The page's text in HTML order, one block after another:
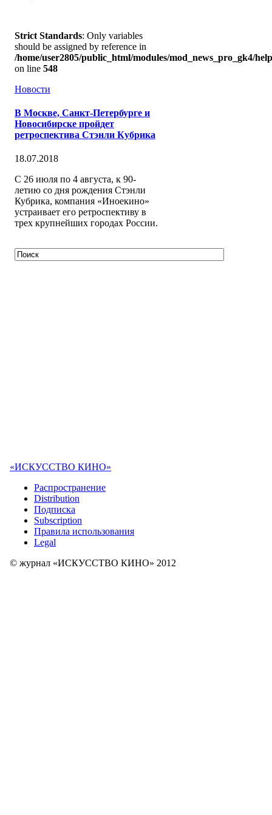
Strict Standards: Only variables
should be assigned by reference in
/home/user2805/public_html/modules/mod_news_pro_gk4/
on line 548
Новости
В Москве, Санкт-Петербурге и
Новосибирске пройдет
ретроспектива Стэнли Кубрика
18.07.2018
С 26 июля по 4 августа, к 90-
летию со дня рождения Стэнли
Кубрика, компания «Иноекино»
устраивает его ретроспективу в
трех крупнейших городах России.
«ИСКУССТВО КИНО»
Распространение
Distribution
Подписка
Subscription
Правила использования
Legal
© журнал «ИСКУССТВО КИНО» 2012